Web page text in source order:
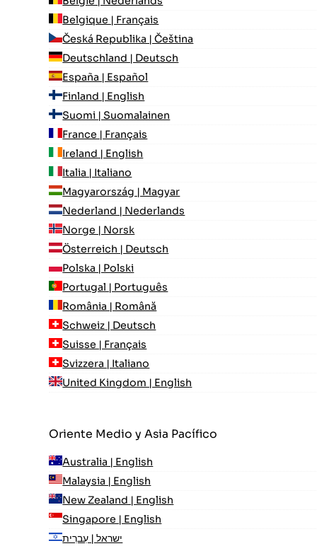
Belgique | Français
Česká Republika | Čeština
Deutschland | Deutsch
España | Español
Finland | English
Suomi | Suomalainen
France | Français
Ireland | English
Italia | Italiano
Magyarország | Magyar
Nederland | Nederlands
Norge | Norsk
Österreich | Deutsch
Polska | Polski
Portugal | Português
România | Română
Schweiz | Deutsch
Suisse | Français
Svizzera | Italiano
United Kingdom | English
Oriente Medio y Asia Pacífico
Australia | English
Malaysia | English
New Zealand | English
Singapore | English
ישראל | עִברִית